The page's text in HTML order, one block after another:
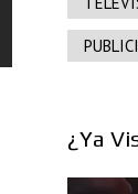
¿Ya